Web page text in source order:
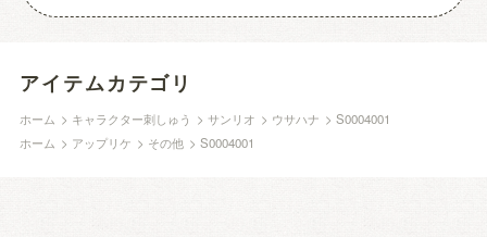
アイテムカテゴリ
ホーム > キャラクター刺しゅう > サンリオ > ウサハナ >S0004001
ホーム > アップリケ > その他 >S0004001